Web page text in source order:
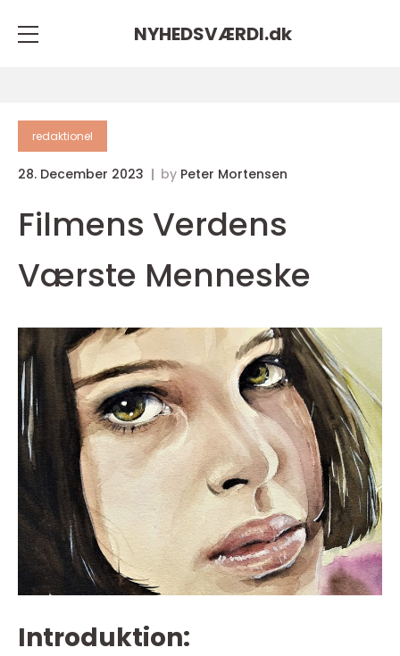
NYHEDSVÆRDI.dk
redaktionel
28. December 2023 by Peter Mortensen
Filmens Verdens
Værste Menneske
Introduktion: